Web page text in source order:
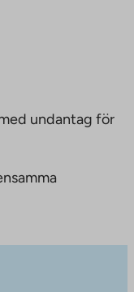
undantag för